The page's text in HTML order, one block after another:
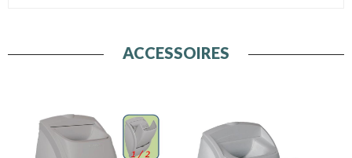
ACCESSOIRES